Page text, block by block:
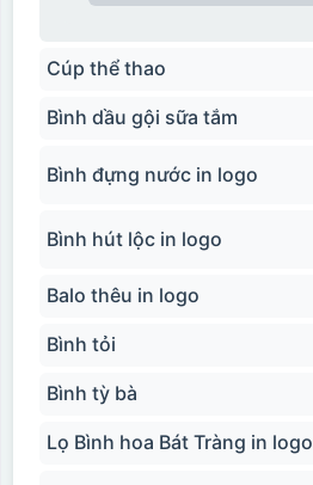
Hộp xi ly sứ
Cúp thể thao
Bình dầu gội sữa tắm
Bình đựng nước in logo
Bình hút lộc in logo
Balo thêu in logo
Bình tỏi
Bình tỳ bà
Lọ Bình hoa Bát Tràng in logo